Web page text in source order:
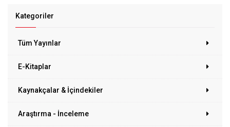
Kategoriler
Tüm Yayınlar
E-Kitaplar
Kaynakçalar & İçindekiler
Araştırma - İnceleme